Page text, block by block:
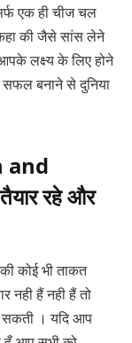
एक ही चीज चल
की जैसे सांस लेने
लक्ष्य के लिए होने
बनाने से दुनिया
and
रहे और
कोई भी ताकत
हैं नही हैं तो
सकती । यदि आप